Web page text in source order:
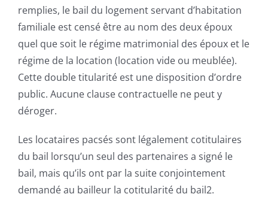
remplies, le bail du logement servant d’habitation
familiale est censé être au nom des deux époux
quel que soit le régime matrimonial des époux et le
régime de la location (location vide ou meublée).
Cette double titularité est une disposition d’ordre
public. Aucune clause contractuelle ne peut y
déroger.
Les locataires pacsés sont légalement cotitulaires
du bail lorsqu’un seul des partenaires a signé le
bail, mais qu’ils ont par la suite conjointement
demandé au bailleur la cotitularité du bail2.